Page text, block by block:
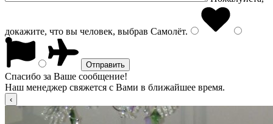
докажите, что вы человек, выбрав Самолёт.
Спасибо за Ваше сообщение!
Наш менеджер свяжется с Вами в ближайшее время.